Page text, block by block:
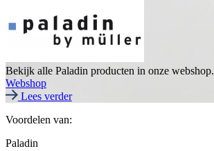
Bekijk alle Paladin producten in onze webshop.
Webshop
Lees verder
Voordelen van:
Paladin